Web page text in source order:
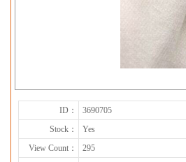
ID： 3690705
Stock：
Yes
View Count：
295